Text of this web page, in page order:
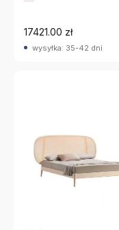
17421.00 zł
wysyłka: 35-42 dni